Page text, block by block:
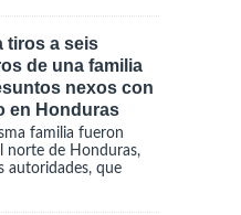
tiros a seis
de una familia
nexos con
en Honduras
familia fueron
norte de Honduras,
autoridades, que